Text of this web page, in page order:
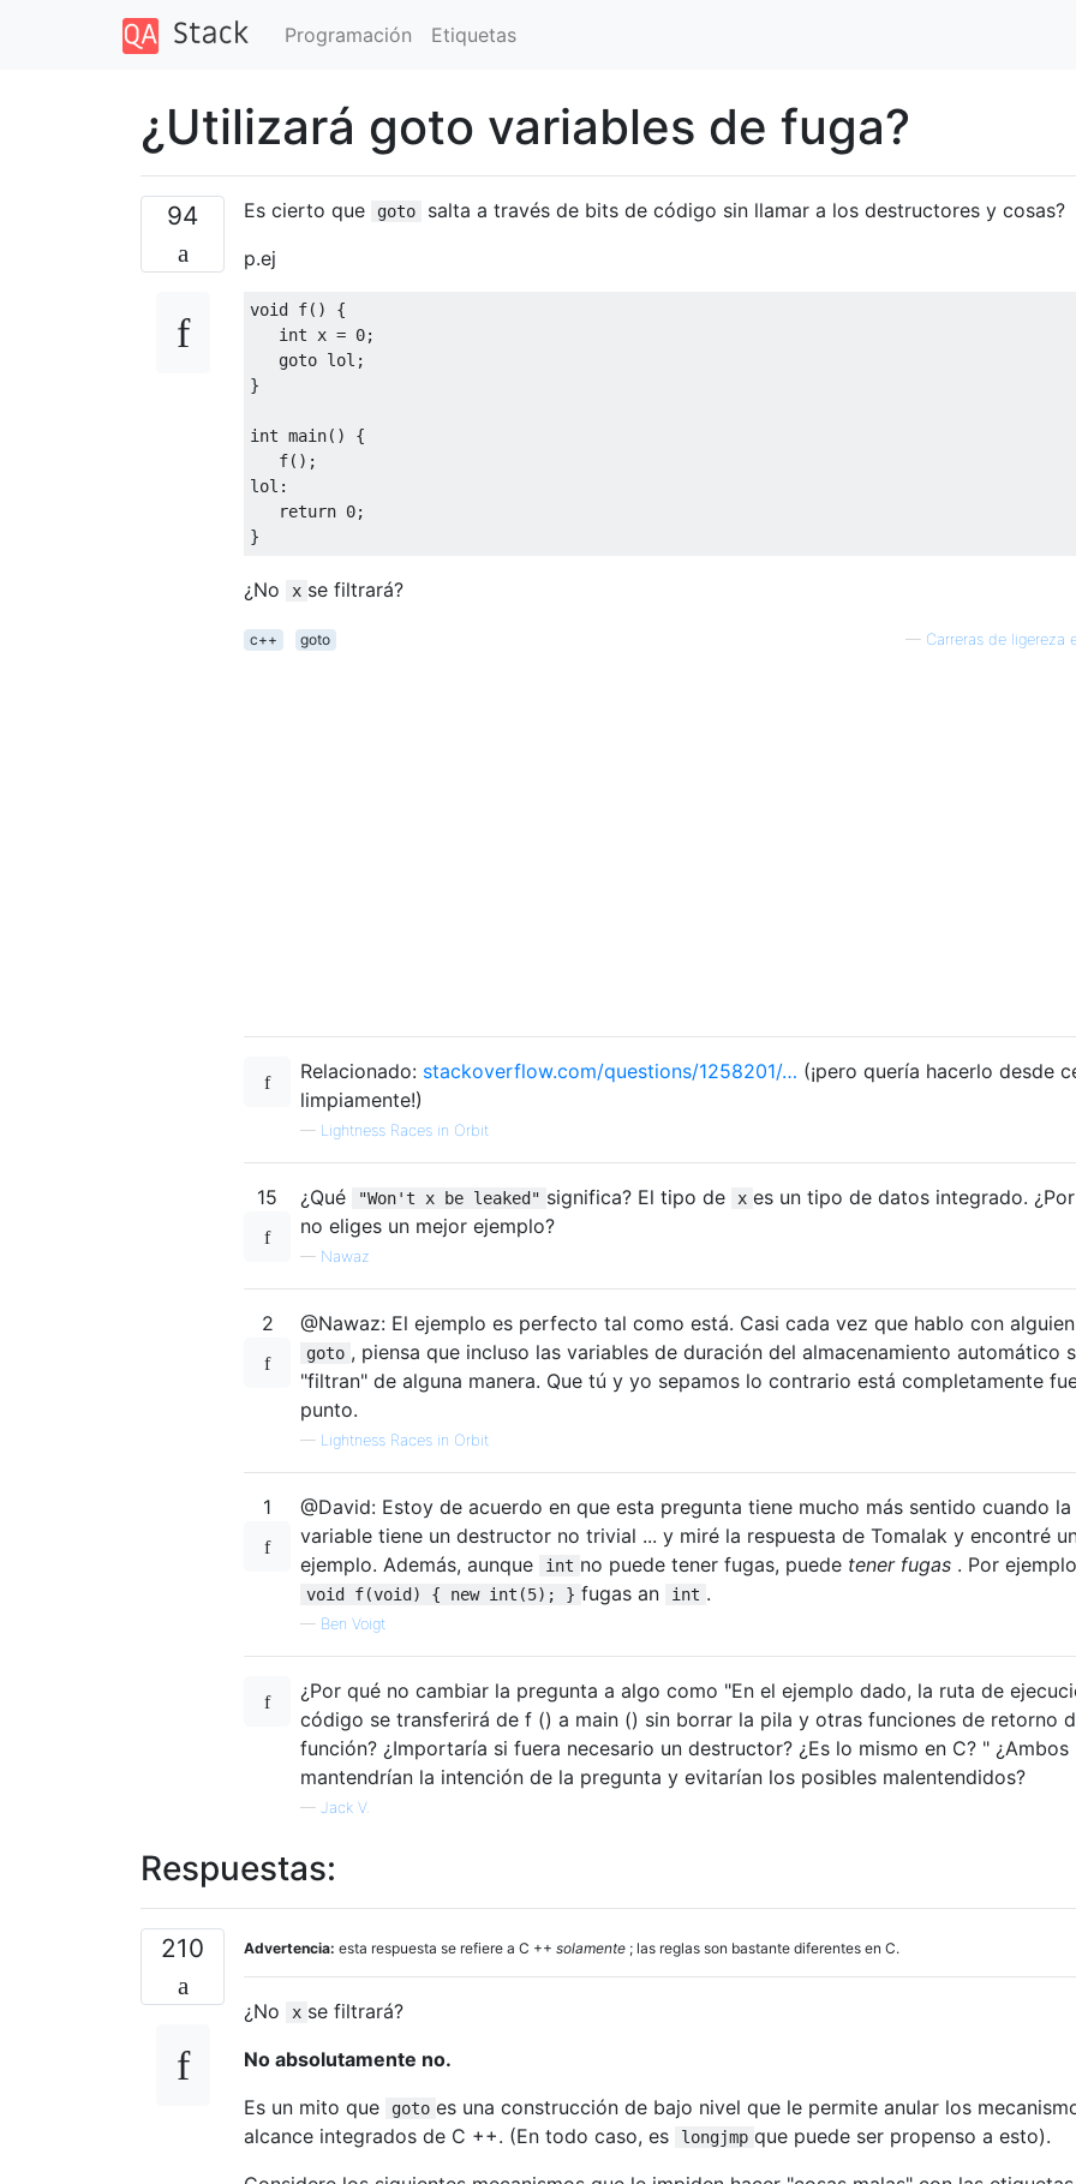
Programación Etiquetas
¿Utilizará goto variables de fuga?
94 Es cierto que goto
salta a través de bits de código sin llamar a los destructores y cosas?
p.ej
void f()
{
int x = 0;
goto lol ;
}
int main()
{
   f
();
lol :
return 0;
}
¿No x se filtrará?
c++ goto — Carreras de ligereza
Relacionado: stackoverflow.com/questions/1258201/… (¡pero quería hacerlo desde
limpiamente!)
— Lightness Races in Orbit
15 ¿Qué "Won't x be leaked" significa? El tipo de x es un tipo de datos integrado.
no eliges un mejor ejemplo?
— Nawaz
2 @Nawaz: El ejemplo es perfecto tal como está. Casi cada vez que hablo con alguien
goto , piensa que incluso las variables de duración del almacenamiento automático
"filtran" de alguna manera. Que tú y yo sepamos lo contrario está completamente
punto.
— Lightness Races in Orbit
1
@David: Estoy de acuerdo en que esta pregunta tiene mucho más sentido cuando la
variable tiene un destructor no trivial ... y miré la respuesta de Tomalak y encontré
ejemplo. Además, aunque
int no puede tener fugas, puede tener fugas . Por
void f(void) { new int(5); } fugas an int .
— Ben Voigt
¿Por qué no cambiar la pregunta a algo como "En el ejemplo dado, la ruta de
código se transferirá de f () a main () sin borrar la pila y otras funciones de retorno
función? ¿Importaría si fuera necesario un destructor? ¿Es lo mismo en C? " ¿Ambos
mantendrían la intención de la pregunta y evitarían los posibles malentendidos?
— Jack V.
Respuestas:
210 Advertencia: esta respuesta se refiere a C ++ solamente ; las reglas son bastante diferentes en C.
¿No x se filtrará?
No absolutamente no.
Es un mito que
goto es una construcción de bajo nivel que le permite anular los
alcance integrados de C ++. (En todo caso, es
longjmp que puede ser propenso a esto).